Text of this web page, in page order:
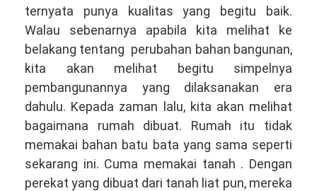
ternyata punya kualitas yang begitu baik.
Walau sebenarnya apabila kita melihat ke
belakang tentang perubahan bahan bangunan,
kita akan melihat begitu simpelnya
pembangunannya yang dilaksanakan era
dahulu. Kepada zaman lalu, kita akan melihat
bagaimana rumah dibuat. Rumah itu tidak
memakai bahan batu bata yang sama seperti
sekarang ini. Cuma memakai tanah . Dengan
perekat yang dibuat dari tanah liat pun, mereka